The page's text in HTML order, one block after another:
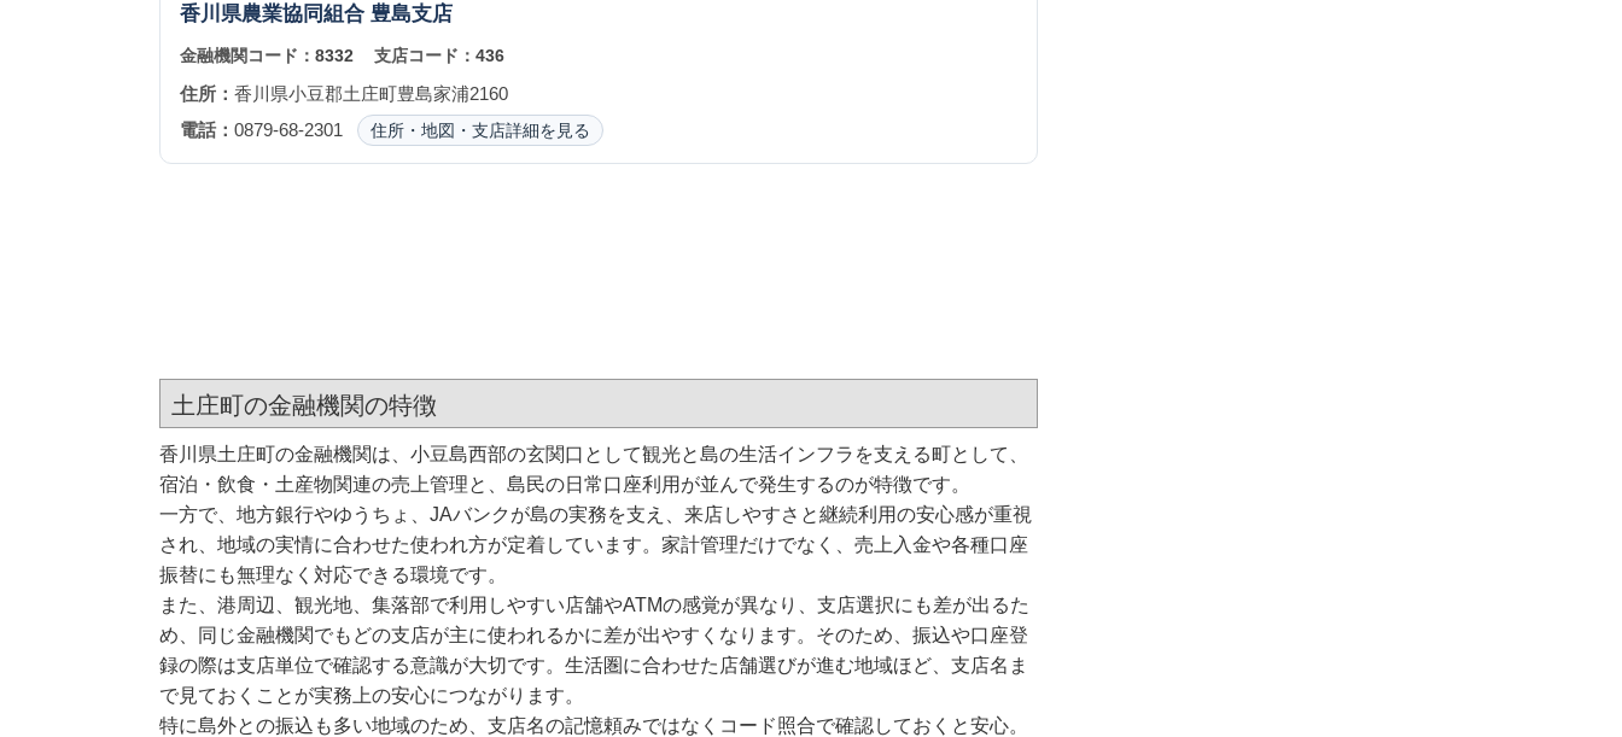
香川県農業協同組合 豊島支店
金融機関コード： 8332 支店コード： 436
住所： 香川県小豆郡土庄町豊島家浦2160
電話： 0879-68-2301 住所・地図・支店詳細を見る
土庄町の金融機関の特徴
香川県土庄町の金融機関は、小豆島西部の玄関口として観光と島の生活インフラを支える町として、
宿泊・飲食・土産物関連の売上管理と、島民の日常口座利用が並んで発生するのが特徴です。
一方で、地方銀行やゆうちょ、JAバンクが島の実務を支え、来店しやすさと継続利用の安心感が重視
され、地域の実情に合わせた使われ方が定着しています。家計管理だけでなく、売上入金や各種口座
振替にも無理なく対応できる環境です。
また、港周辺、観光地、集落部で利用しやすい店舗やATMの感覚が異なり、支店選択にも差が出るた
め、同じ金融機関でもどの支店が主に使われるかに差が出やすくなります。そのため、振込や口座登
録の際は支店単位で確認する意識が大切です。生活圏に合わせた店舗選びが進む地域ほど、支店名ま
で見ておくことが実務上の安心につながります。
特に島外との振込も多い地域のため、支店名の記憶頼みではなくコード照合で確認しておくと安心。